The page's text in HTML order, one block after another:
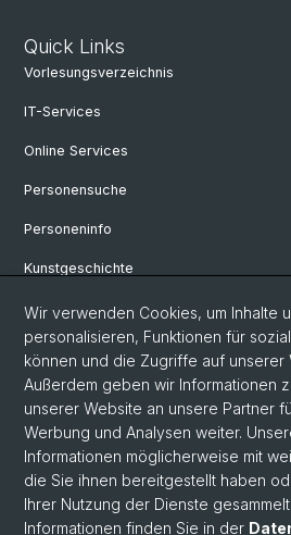
Quick Links
Vorlesungsverzeichnis
IT-Services
Online Services
Personensuche
Personeninfo
Kunstgeschichte
Medienwissenschaft
Musikwissenschaft
Philosophie
eikones
© Universität Basel
Wir verwenden Cookies, um Inhalte
personalisieren, Funktionen für
können und die Zugriffe auf unserer
Außerdem geben wir Informationen
unserer Website an unsere Partner
Werbung und Analysen weiter.
Informationen möglicherweise mit
die Sie ihnen bereitgestellt haben
Ihrer Nutzung der Dienste
Informationen finden Sie in der